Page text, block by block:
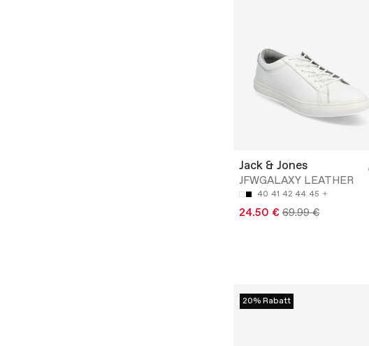
Jack & Jones
JFWGALAXY LEATHER
40 41 42 44 45
24.50 € 69.99 €
20% Rabatt